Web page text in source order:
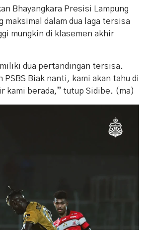
Bhayangkara Presisi Lampung
maksimal dalam dua laga tersisa
mungkin di klasemen akhir
dua pertandingan tersisa.
PSBS Biak nanti, kami akan tahu di
kami berada,” tutup Sidibe. (ma)